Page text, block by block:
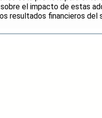
el impacto de estas
resultados financieros del